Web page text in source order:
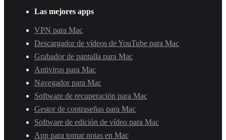
Las mejores apps
VPN para Mac
Descargador de vídeos de YouTube para Mac
Grabador de pantalla para Mac
Antivirus para Mac
Navegador para Mac
Software de recuperación para Mac
Gestor de contraseñas para Mac
Software de edición de vídeo para Mac
App para tomar notas en Mac